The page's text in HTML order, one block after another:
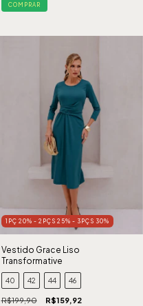
COMPRAR
1PÇ 20% - 2PÇS 25% - 3PÇS 30%
Vestido Grace Liso
Transformative
40 42 44 46
R$199,90 R$159,92